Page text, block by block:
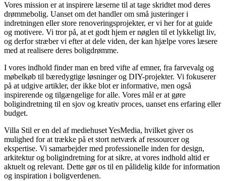
Vores mission er at inspirere læserne til at tage skridtet mod deres
drømmebolig. Uanset om det handler om små justeringer i
indretningen eller store renoveringsprojekter, er vi her for at guide
og motivere. Vi tror på, at et godt hjem er nøglen til et lykkeligt liv,
og derfor stræber vi efter at dele viden, der kan hjælpe vores læsere
med at realisere deres boligdrømme.
I vores indhold finder man en bred vifte af emner, fra farvevalg og
møbelkøb til bæredygtige løsninger og DIY-projekter. Vi fokuserer
på at udgive artikler, der ikke blot er informative, men også
inspirerende og tilgængelige for alle. Vores mål er at gøre
boligindretning til en sjov og kreativ proces, uanset ens erfaring eller
budget.
Villa Stil er en del af mediehuset YesMedia, hvilket giver os
mulighed for at trække på et stort netværk af ressourcer og
ekspertise. Vi samarbejder med professionelle inden for design,
arkitektur og boligindretning for at sikre, at vores indhold altid er
aktuelt og relevant. Dette gør os til en pålidelig kilde for information
og inspiration i boligverdenen.